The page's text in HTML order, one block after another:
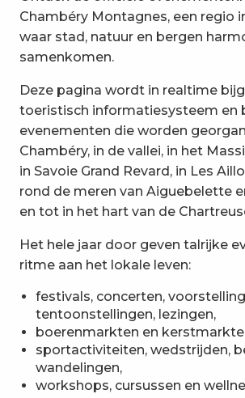
Exposition : Messages/Images,
Exposition de peinture Martine
Atelier De la plante à ta peau - par
Chambéry Montagnes, een regio
waar stad, natuur en bergen
samenkomen.
Deze pagina wordt in realtime
toeristisch informatiesysteem en
evenementen die worden
Chambéry, in de vallei, in het
in Savoie Grand Revard, in Les
rond de meren van Aiguebelette
en tot in het hart van de
Het hele jaar door geven talrijke
ritme aan het lokale leven:
festivals, concerten,
tentoonstellingen, lezingen,
boerenmarkten en
sportactiviteiten, wedstrijden,
wandelingen,
workshops, cursussen en